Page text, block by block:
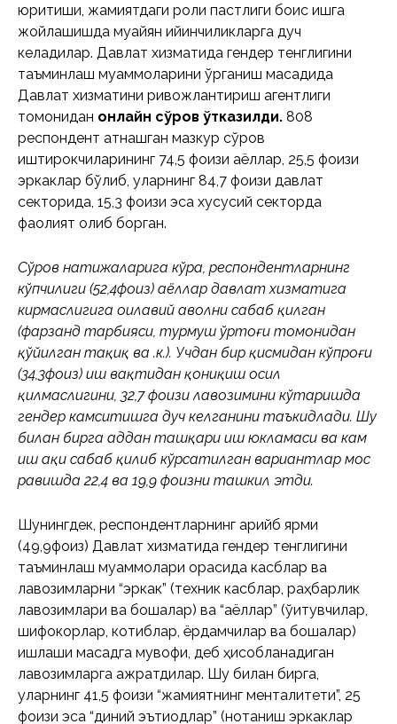
юритиши, жамиятдаги роли пастлиги боис ишга
жойлашишда муайян қийинчиликларга дуч
келадилар. Давлат хизматида гендер тенглигини
таъминлаш муаммоларини ўрганиш мақсадида
Давлат хизматини ривожлантириш агентлиги
томонидан онлайн сўров ўтказилди. 808
респондент қатнашган мазкур сўров
иштирокчиларининг 74,5 фоизи аёллар, 25,5 фоизи
эркаклар бўлиб, уларнинг 84,7 фоизи давлат
секторида, 15,3 фоизи эса хусусий секторда
фаолият олиб борган.
Сўров натижаларига кўра, респондентларнинг
кўпчилиги (52,4фоиз) аёллар давлат хизматига
кирмаслигига оилавий аҳволни сабаб қилган
(фарзанд тарбияси, турмуш ўртоғи томонидан
қўйилган тақиқ ва ҳ.к.). Учдан бир қисмидан кўпроғи
(34,3фоиз) иш вақтидан қониқиш ҳосил
қилмаслигини, 32,7 фоизи лавозимини кўтаришда
гендер камситишга дуч келганини таъкидлади. Шу
билан бирга ҳаддан ташқари иш юкламаси ва кам
иш ҳақи сабаб қилиб кўрсатилган вариантлар мос
равишда 22,4 ва 19,9 фоизни ташкил этди.
Шунингдек, респондентларнинг қарийб ярми
(49,9фоиз) Давлат хизматида гендер тенглигини
таъминлаш муаммолари орасида касблар ва
лавозимларни “эркак” (техник касблар, раҳбарлик
лавозимлари ва бошқалар) ва “аёллар” (ўқитувчилар,
шифокорлар, котиблар, ёрдамчилар ва бошқалар)
ишлаши мақсадга мувофиқ, деб ҳисобланадиган
лавозимларга ажратдилар. Шу билан бирга,
уларнинг 41,5 фоизи “жамиятнинг менталитети”, 25
фоизи эса “диний эътиқодлар” (нотаниш эркаклар